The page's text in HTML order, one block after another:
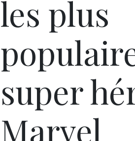
les plus
super
Marvel